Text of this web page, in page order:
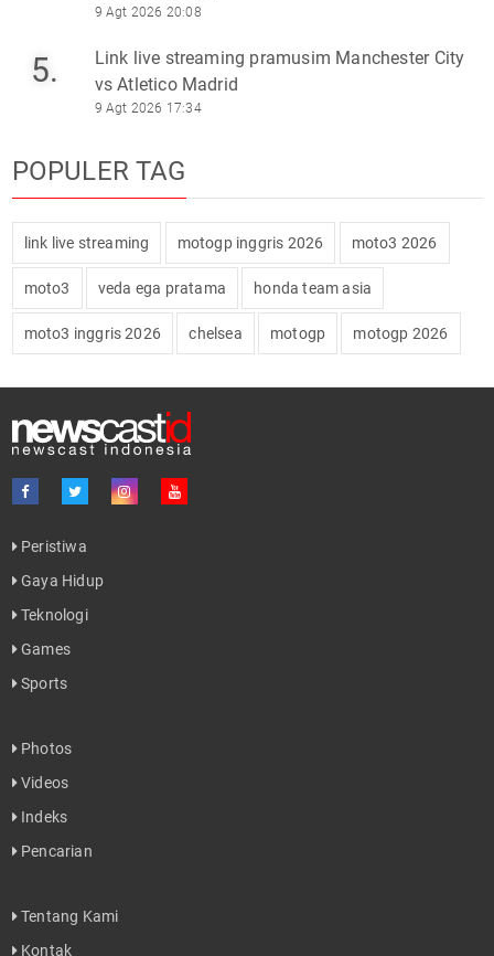
9 Agt 2026 20:08
5.
Link live streaming pramusim Manchester City
vs Atletico Madrid
9 Agt 2026 17:34
POPULER TAG
link live streaming motogp inggris 2026 moto3 2026
moto3 veda ega pratama honda team asia
moto3 inggris 2026 chelsea motogp motogp 2026
Peristiwa
Gaya Hidup
Teknologi
Games
Sports
Photos
Videos
Indeks
Pencarian
Tentang Kami
Kontak